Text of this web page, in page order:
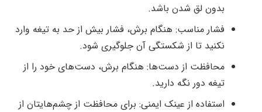
بدون لق شدن باشد.
فشار مناسب: هنگام برش، فشار بیش از حد به تیغه وارد
نکنید تا از شکستگی آن جلوگیری شود.
محافظت از دست‌ها: هنگام برش، دست‌های خود را از
تیغه دور نگه دارید.
استفاده از عینک ایمنی: برای محافظت از چشم‌هایتان از